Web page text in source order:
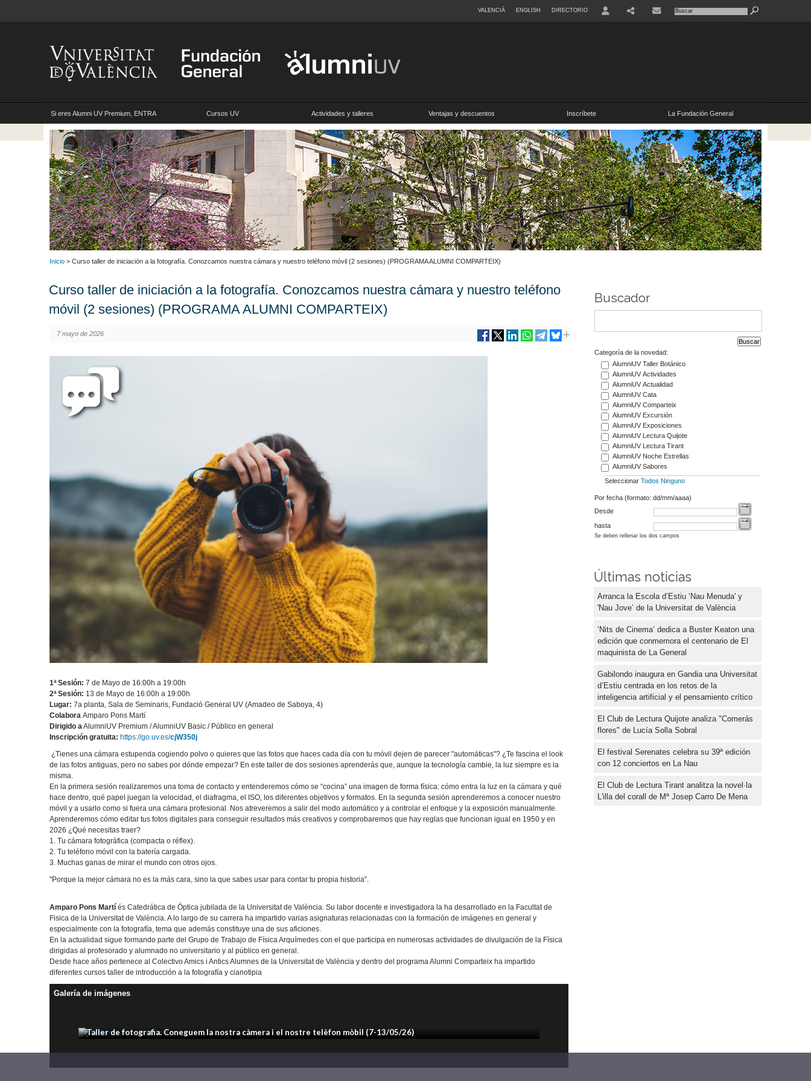
VALENCIÀ ENGLISH DIRECTORIO
Si eres Alumni UV Premium, ENTRA Cursos UV Actividades y talleres Ventajas y descuentos Inscríbete La Fundación General
Inicio > Curso taller de iniciación a la fotografía. Conozcamos nuestra cámara y nuestro teléfono móvil (2 sesiones) (PROGRAMA ALUMNI COMPARTEIX)
Curso taller de iniciación a la fotografía. Conozcamos nuestra cámara y nuestro teléfono
móvil (2 sesiones) (PROGRAMA ALUMNI COMPARTEIX)
7 mayo de 2026
1ª Sesión: 7 de Mayo de 16:00h a 19:00h
2ª Sesión: 13 de Mayo de 16:00h a 19:00h
Lugar: 7a planta, Sala de Seminaris, Fundació General UV (Amadeo de Saboya, 4)
Colabora Amparo Pons Martí
Dirigido aAlumniUV Premium / AlumniUV Basic / Público en general
Inscripción gratuita: https://go.uv.es/cjW350j
¿Tienes una cámara estupenda cogiendo polvo o quieres que las fotos que haces cada día con tu móvil dejen de parecer "automáticas"? ¿Te fascina el look
de las fotos antiguas, pero no sabes por dónde empezar? En este taller de dos sesiones aprenderás que, aunque la tecnología cambie, la luz siempre es la
misma.
En la primera sesión realizaremos una toma de contacto y entenderemos cómo se “cocina” una imagen de forma física: cómo entra la luz en la cámara y qué
hace dentro, qué papel juegan la velocidad, el diafragma, el ISO, los diferentes objetivos y formatos. En la segunda sesión aprenderemos a conocer nuestro
móvil y a usarlo como si fuera una cámara profesional. Nos atreveremos a salir del modo automático y a controlar el enfoque y la exposición manualmente.
Aprenderemos cómo editar tus fotos digitales para conseguir resultados más creativos y comprobaremos que hay reglas que funcionan igual en 1950 y en
2026 ¿Qué necesitas traer?
1. Tu cámara fotográfica (compacta o réflex).
2. Tu teléfono móvil con la batería cargada.
3. Muchas ganas de mirar el mundo con otros ojos.
"Porque la mejor cámara no es la más cara, sino la que sabes usar para contar tu propia historia”.
Amparo Pons Martí és Catedrática de Óptica jubilada de la Universitat de València. Su labor docente e investigadora la ha desarrollado en la Facultat de
Fisica de la Universitat de València. A lo largo de su carrera ha impartido varias asignaturas relacionadas con la formación de imágenes en general y
especialmente con la fotografía, tema que además constituye una de sus aficiones.
En la actualidad sigue formando parte del Grupo de Trabajo de Física Arquímedes con el que participa en numerosas actividades de divulgación de la Física
dirigidas al profesorado y alumnado no universitario y al público en general.
Desde hace años pertenece al Colectivo Amics i Antics Alumnes de la Universitat de València y dentro del programa Alumni Comparteix ha impartido
diferentes cursos taller de introducción a la fotografía y cianotipia
Galería de imágenes
Taller de fotografia. Coneguem la nostra càmera i el nostre telèfon mòbil (7-13/05/26)
Buscador
Categoría de la novedad:
AlumniUV Taller Botánico
AlumniUV Actividades
AlumniUV Actualidad
AlumniUV Cata
AlumniUV Comparteix
AlumniUV Excursión
AlumniUV Exposiciones
AlumniUV Lectura Quijote
AlumniUV Lectura Tirant
AlumniUV Noche Estrellas
AlumniUV Sabores
Seleccionar Todos Ninguno
Por fecha (formato: dd/mm/aaaa)
Desde
hasta
Se deben rellenar los dos campos
Últimas noticias
Arranca la Escola d’Estiu ‘Nau Menuda' y
'Nau Jove’ de la Universitat de València
‘Nits de Cinema’ dedica a Buster Keaton una
edición que conmemora el centenario de El
maquinista de La General
Gabilondo inaugura en Gandia una Universitat
d’Estiu centrada en los retos de la
inteligencia artificial y el pensamiento crítico
El Club de Lectura Quijote analiza "Comerás
flores" de Lucía Solla Sobral
El festival Serenates celebra su 39ª edición
con 12 conciertos en La Nau
El Club de Lectura Tirant analitza la novel·la
L'illa del corall de Mª Josep Carro De Mena